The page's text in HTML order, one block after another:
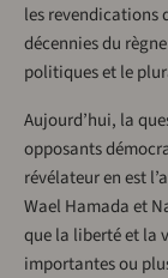
les revendications
décennies du
politiques et le
Aujourd’hui, la
opposants
révélateur en est
Wael Hamada et
que la liberté et la
importantes ou